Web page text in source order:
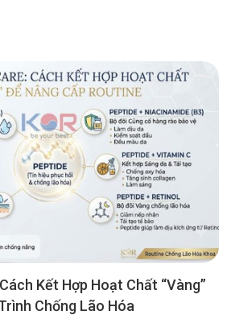
Kết Hợp Hoạt Chất “Vàng”
Chống Lão Hóa